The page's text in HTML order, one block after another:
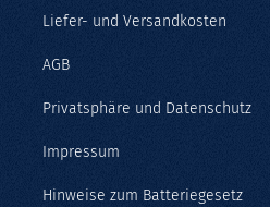
Liefer- und Versandkosten
AGB
Privatsphäre und Datenschutz
Impressum
Hinweise zum Batteriegesetz